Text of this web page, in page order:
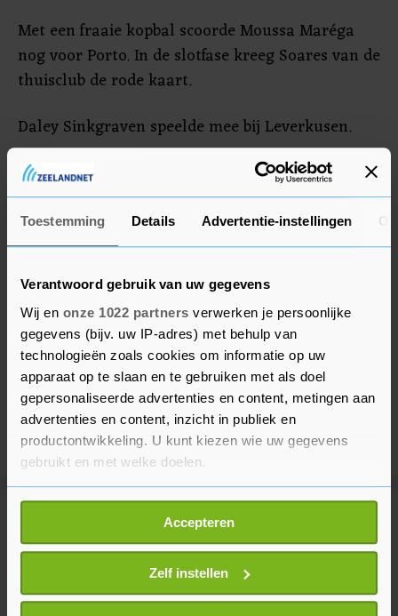
Toestemming Details Advertentie-instellingen
Verantwoord gebruik van uw gegevens
Wij en onze 1022 partners verwerken je persoonlijke
gegevens (bijv. uw IP-adres) met behulp van
technologieën zoals cookies om informatie op uw
apparaat op te slaan en te gebruiken met als doel
gepersonaliseerde advertenties en content, metingen aan
advertenties en content, inzicht in publiek en
productontwikkeling. U kunt kiezen wie uw gegevens
gebruikt en met welke doelen.
Als u het toestaat, willen we ook graag:
Informatie verzamelen over uw geografische
locatie, die tot een paar meter nauwkeurig kan zijn
Uw apparaat identificeren door het actief te
scannen op specifieke eigenschappen (fingerprinting)
Accepteren
Zelf instellen
Met een fraaie kopbal scoorde Moussa Maréga
nog voor Porto. In de slotfase kreeg Soares van de
thuisclub de rode kaart.
Daley Sinkgraven speelde mee bij Leverkusen.
PSV neemt Servische linksachter
Kostić over van Juventus